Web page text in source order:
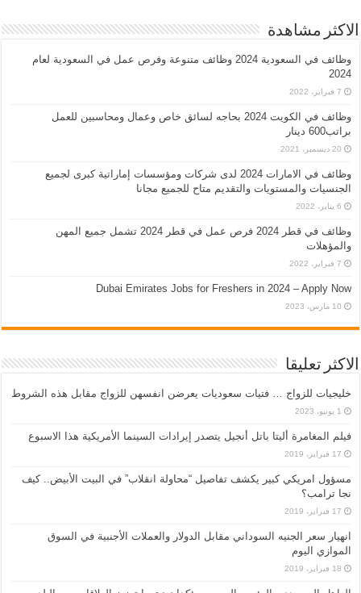
الاكثر مشاهدة
وظائف في السعودية 2024 وظائف متنوعة وفرص عمل في السعودية لعام
2024
7 فبراير، 2022
وظائف في الكويت 2024 بحاجه لسائق خاص وعمال ومحاسبين للعمل
براتب600 دينار
20 ديسمبر، 2021
وظائف في الامارات 2024 لدى شركات ومؤسسات إماراتية كبرى لجميع
الجنسيات والمستويات والتقديم متاح للجميع مجانا
6 يناير، 2022
وظائف في قطر 2024 فرص عمل في قطر 2024 تشمل جميع المهن
والمؤهلات
7 فبراير، 2022
Dubai Emirates Jobs for Freshers in 2024 – Apply Now
10 مارس، 2023
الاكثر تعليقا
خليجيات للزواج … فتيات سعوديات يعرضن انفسهن للزواج مقابل هذه الشروط
1 يونيو، 2023
فيلم المغامرة أليتا‭ ‬باتل أنجيل يتصدر إيرادات السينما الأمريكية هذا الاسبوع
17 فبراير، 2019
مسؤول امريكي كبير يكشف تفاصيل “محاولة انقلاب” في البيت الأبيض.. كيف
نجا ترامب؟
17 فبراير، 2019
انهيار سعر الجنيه السوداني مقابل الدولار والعملات الأجنبية في السوق
الموازي اليوم
18 فبراير، 2019